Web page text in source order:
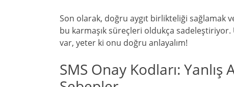
Son olarak, doğru aygıt birlikteliği sağlamak
bu karmaşık süreçleri oldukça sadeleştiriyor.
var, yeter ki onu doğru anlayalım!
SMS Onay Kodları: